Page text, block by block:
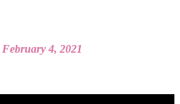
February 4, 2021